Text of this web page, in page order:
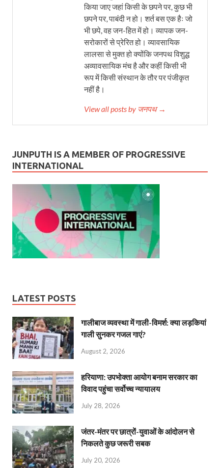
किया जाए जहां किसी के छपने पर, कुछ भी
छपने पर, पाबंदी न हो। शर्त बस एक हैः जो
भी छपे, वह जन-हित में हो। व्यापक जन-
सरोकारों से प्रेरित हो। व्यावसायिक
लालसा से मुक्त हो क्योंकि जनपथ विशुद्ध
अव्यावसायिक मंच है और कहीं किसी भी
रूप में किसी संस्थान के तौर पर पंजीकृत
नहीं है।
View all posts by जनपथ →
JUNPUTH IS A MEMBER OF PROGRESSIVE
INTERNATIONAL
LATEST POSTS
गालीबाज व्‍यवस्‍था में गाली-विमर्श: क्या लड़कियां
गाली सुनकर गजल गाएं?
August 2, 2026
हरियाणा: उपभोक्ता आयोग बनाम सरकार का
विवाद पहुंचा सर्वोच्च न्यायालय
July 28, 2026
जंतर-मंतर पर छात्रों-युवाओं के आंदोलन से
निकलते कुछ जरूरी सबक
July 20, 2026